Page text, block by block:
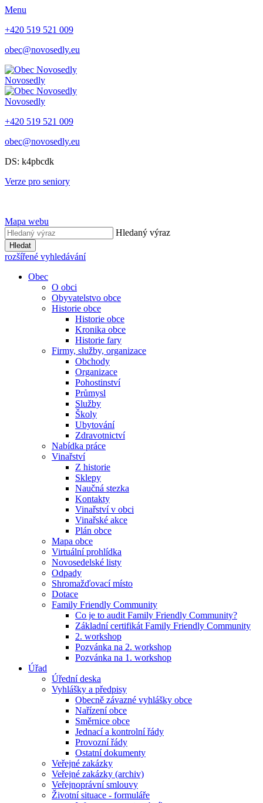
Menu
+420 519 521 009
obec@novosedly.eu
Novosedly
Novosedly
+420 519 521 009
obec@novosedly.eu
DS: k4pbcdk
Verze pro seniory
Mapa webu
Hledaný výraz
Hledat
rozšířené vyhledávání
Obec
O obci
Obyvatelstvo obce
Historie obce
Historie obce
Kronika obce
Historie fary
Firmy, služby, organizace
Obchody
Organizace
Pohostinství
Průmysl
Služby
Školy
Ubytování
Zdravotnictví
Nabídka práce
Vinařství
Z historie
Sklepy
Naučná stezka
Kontakty
Vinařství v obci
Vinařské akce
Plán obce
Mapa obce
Virtuální prohlídka
Novosedelské listy
Odpady
Shromažďovací místo
Dotace
Family Friendly Community
Co je to audit Family Friendly Community?
Základní certifikát Family Friendly Community
2. workshop
Pozvánka na 2. workshop
Pozvánka na 1. workshop
Úřad
Úřední deska
Vyhlášky a předpisy
Obecně závazné vyhlášky obce
Nařízení obce
Směrnice obce
Jednací a kontrolní řády
Provozní řády
Ostatní dokumenty
Veřejné zakázky
Veřejné zakázky (archiv)
Veřejnoprávní smlouvy
Životní situace - formuláře